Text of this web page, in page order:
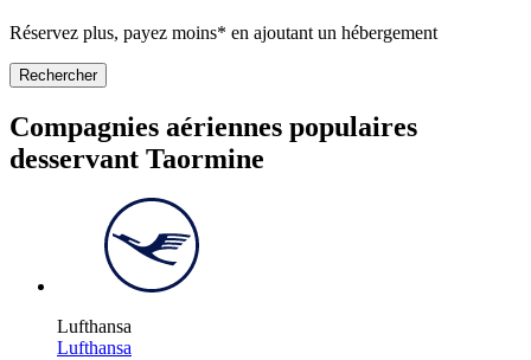
Réservez plus, payez moins* en ajoutant un hébergement
Rechercher
Compagnies aériennes populaires
desservant Taormine
Lufthansa
Lufthansa